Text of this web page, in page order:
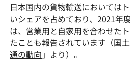
日本国内の貨物輸送においては
いシェアを占めており、2021年
は、営業用と自家用を合わせた
たことも報告されています（国
通の動向 」より）。